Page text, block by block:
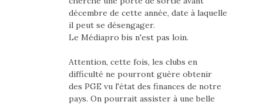
décembre de cette année, date à laquelle
il peut se désengager.
Le Médiapro bis n'est pas loin.
Attention, cette fois, les clubs en
difficulté ne pourront guère obtenir
des PGE vu l'état des finances de notre
pays. On pourrait assister à une belle